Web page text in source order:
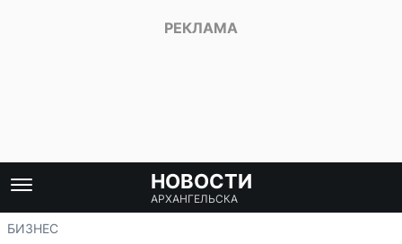
НОВОСТИ
АРХАНГЕЛЬСКА
БИЗНЕС